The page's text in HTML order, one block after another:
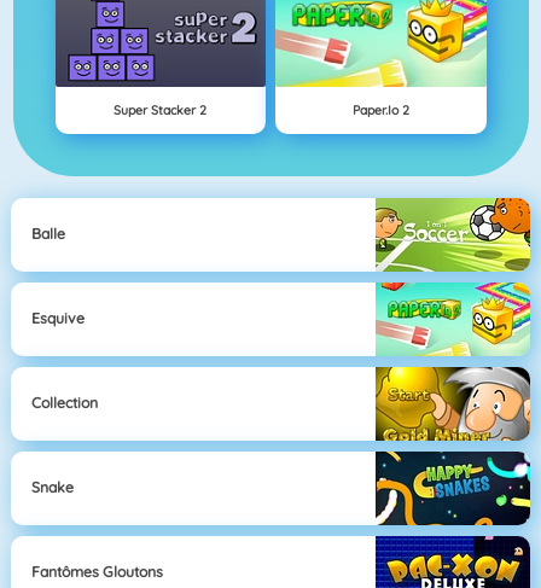
Super Stacker 2 Paper.io 2
Balle
Esquive
Collection
Snake
Fantômes Gloutons